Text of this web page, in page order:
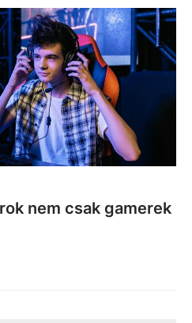
nem csak gamerek